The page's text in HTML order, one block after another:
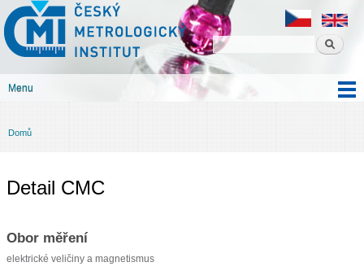
obsahu
Český
metrologický
institut
Menu
Jste zde
Domů
Detail CMC
Obor měření
elektrické veličiny a magnetismus